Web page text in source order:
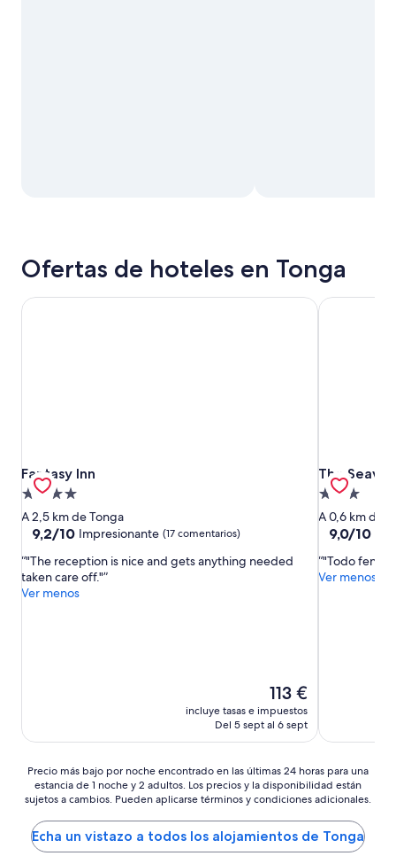
Ofertas de hoteles en Tonga
Fantasy Inn
Fantasy Inn
Alojamiento
de
4.0 estrellas
A 2,5 km de Tonga
9.2
10,
Impresionante,
(17 comentarios)
9,2/10 Impresionante (17 comentarios)
"The reception is nice and gets anything needed
taken care off."
Ver menos
El
precio
actual
113 €
113 €
incluye tasas e impuestos
Del 5 sept al 6 sept
Fantasy Inn
The
The
Alojamiento
de
3.0 estrellas
A 0,6 km de
9.0
10,
9,0/10
"Todo
Ver menos
The
Precio
más
bajo
por
noche
encontrado
Precio más bajo por noche encontrado en las últimas 24 horas para una
estancia de 1 noche y 2 adultos. Los precios y la disponibilidad están
sujetos a cambios. Pueden aplicarse términos y condiciones adicionales.
Echa un vistazo a todos los alojamientos de Tonga